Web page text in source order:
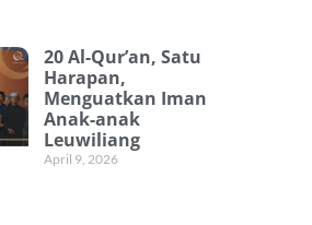
20 Al-Qur’an, Satu
Harapan,
Menguatkan Iman
Anak-anak
Leuwiliang
April 9, 2026